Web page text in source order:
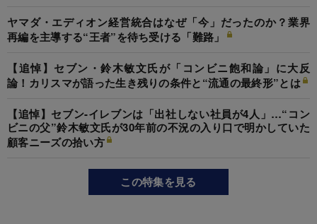
ヤマダ・エディオン経営統合はなぜ「今」だったのか？業界
再編を主導する“王者”を待ち受ける「難路」
【追悼】セブン・鈴木敏文氏が「コンビニ飽和論」に大反
論！カリスマが語った生き残りの条件と“流通の最終形”とは
【追悼】セブン-イレブンは「出社しない社員が4人」…“コン
ビニの父”鈴木敏文氏が30年前の不況の入り口で明かしていた
顧客ニーズの拾い方
この特集を見る